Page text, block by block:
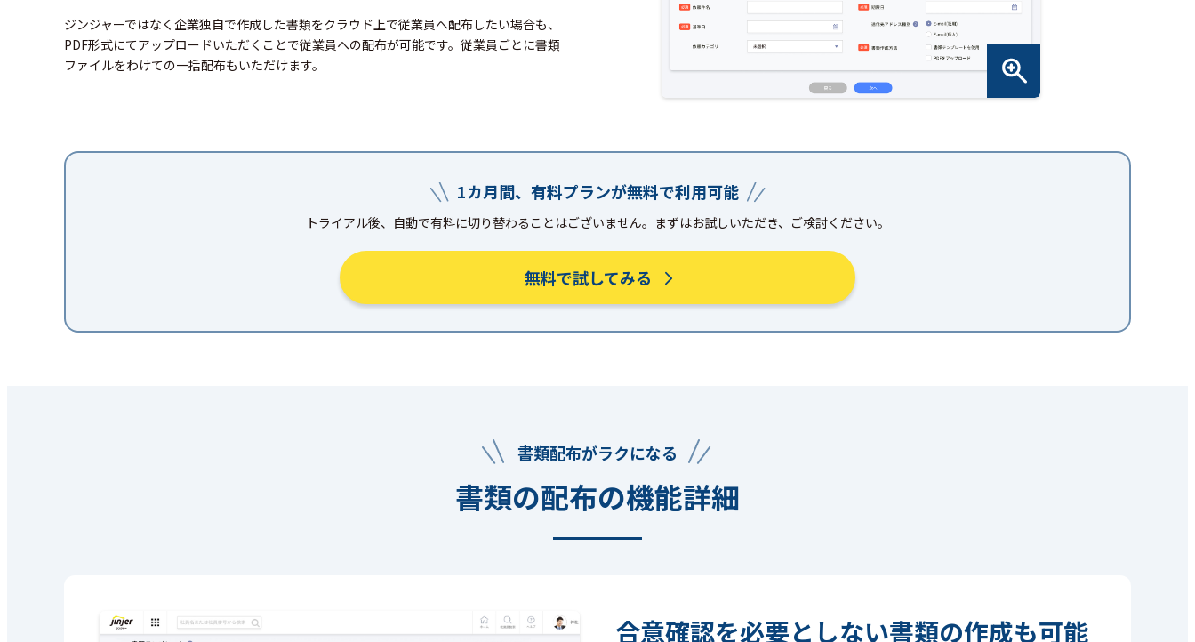
ジンジャーではなく企業独自で作成した書類をクラウド上で従業員へ配布したい場合も、
PDF形式にてアップロードいただくことで従業員への配布が可能です。従業員ごとに書類
ファイルをわけての一括配布もいただけます。
1カ月間、有料プランが無料で利用可能
トライアル後、自動で有料に切り替わることはございません。まずはお試しいただき、ご検討ください。
無料で試してみる
書類配布がラクになる
書類の配布の機能詳細
合意確認を必要としない書類の作成も可能